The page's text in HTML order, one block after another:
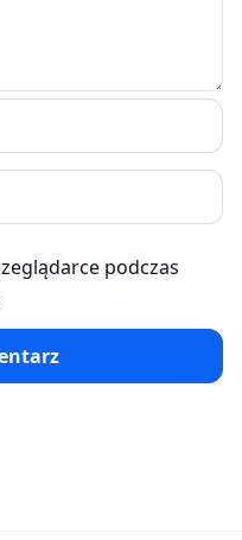
podczas